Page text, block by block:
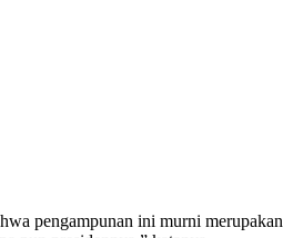
pengampunan ini murni merupakan